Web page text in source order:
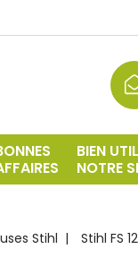
BIEN
NOTRE
Stihl Stihl FS